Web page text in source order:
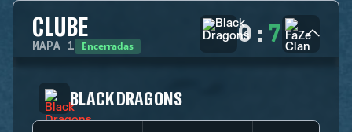
CLUBE
MAPA 1 Encerradas 0 : 7
BLACK DRAGONS